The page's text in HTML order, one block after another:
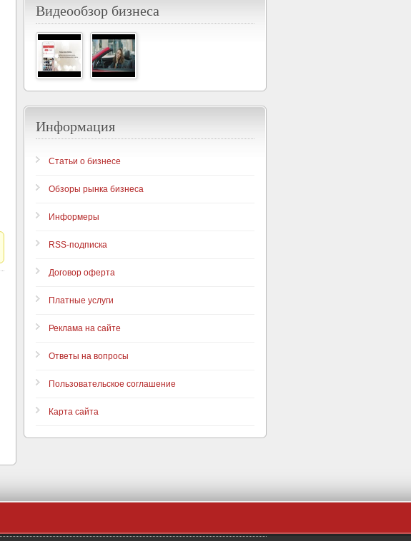
Видеообзор бизнеса
Информация
Статьи о бизнесе
Обзоры рынка бизнеса
Информеры
RSS-подписка
Договор оферта
Платные услуги
Реклама на сайте
Ответы на вопросы
Пользовательское соглашение
Карта сайта